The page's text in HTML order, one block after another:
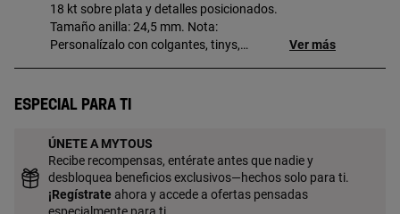
18 kt sobre plata y detalles posicionados.
Tamaño anilla: 24,5 mm. Nota:
Personalízalo con colgantes, tinys,
18 a 23 kt y 3 micras de espesor. Esta
de la joya.
Ver más
Especial para ti
ÚNETE A MYTOUS
Recibe recompensas, entérate antes que nadie y
desbloquea beneficios exclusivos—hechos solo para ti.
¡Regístrate ahora y accede a ofertas pensadas